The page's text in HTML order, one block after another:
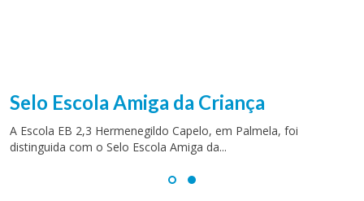
Selo Escola Amiga da Criança
A Escola EB 2,3 Hermenegildo Capelo, em Palmela, foi
distinguida com o Selo Escola Amiga da...